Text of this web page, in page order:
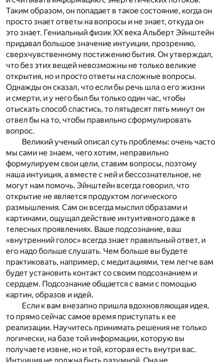
Таким образом, он попадает в такое состояние, когда он
просто знает ответы на вопросы и не знает, откуда он
это знает. Гениальный физик ХХ века Альберт Эйнштейн
придавал большое значение интуиции, прозрению,
сверхчувственному постижению бытия. Он утверждал,
что без этих вещей невозможны не только великие
открытия, но и просто ответы на сложные вопросы.
Однажды он сказал, что если бы речь шла о его жизни
и смерти, и у него был бы только один час, чтобы
отыскать способ спастись, то пятьдесят пять минут он
отвел бы на то, чтобы правильно сформулировать
вопрос.
Великий ученый описал суть проблемы: очень часто
мы сами не знаем, чего хотим, неправильно
формулируем свои цели, ставим вопросы, поэтому
наша интуиция, а вместе с ней и бессознательное, не
могут нам помочь. Эйнштейн всегда говорил, что
открытие не является продуктом логического
размышления. Сам он всегда мыслил образами и
картинами, ощущал действие интуитивного даже в
телесных проявлениях. Ваше подсознание, ваш
«внутренний голос» всегда знает правильный ответ, и
его надо больше слушать. Чем больше вы будете
практиковать, например, с медитациями, тем легче вам
будет установить контакт со своим подсознанием и
сердцем. Подсознание общается с вами с помощью
картин, образов и идей.
Если к вам внезапно пришла вдохновляющая идея,
то прямо сейчас самое время приступать к ее
реализации. Научитесь принимать решения не только
логически, на базе той информации, которую вы
получаете извне, но и той, которая есть внутри вас.